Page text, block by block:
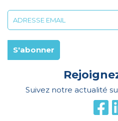
Suivez notre actualité